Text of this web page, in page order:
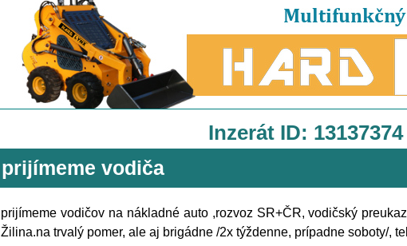
Inzerát ID: 13137374
prijímeme vodiča
prijímeme vodičov na nákladné auto ,rozvoz SR+ČR, vodičský
Žilina.na trvalý pomer, ale aj brigádne /2x týždenne, prípadne soboty/,